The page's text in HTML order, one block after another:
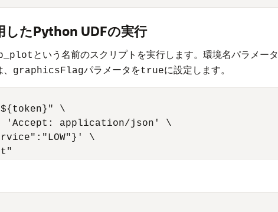
したPython UDFの実行
という名前のスクリプトを実行します。環境名パラメータ
graphicsFlagパラメータをtrueに設定します。
\
'Accept: application/json' \
\